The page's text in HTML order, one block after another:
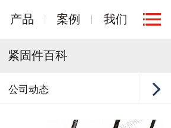
产品 案例 我们
紧固件百科
公司动态